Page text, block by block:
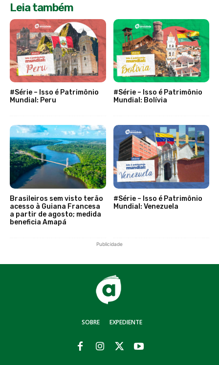
Leia também
#Série – Isso é Patrimônio
Mundial: Peru
#Série – Isso é Patrimônio
Mundial: Bolívia
Brasileiros sem visto terão
acesso à Guiana Francesa
a partir de agosto; medida
beneficia Amapá
#Série – Isso é Patrimônio
Mundial: Venezuela
Publicidade
SOBRE EXPEDIENTE